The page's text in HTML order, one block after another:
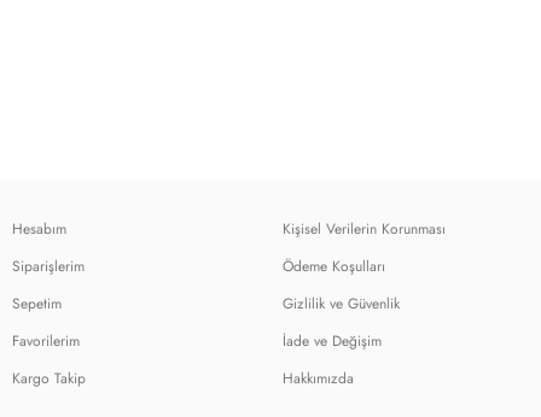
Hesabım
Siparişlerim
Sepetim
Favorilerim
Kargo Takip
Kişisel Verilerin Korunması
Ödeme Koşulları
Gizlilik ve Güvenlik
İade ve Değişim
Hakkımızda